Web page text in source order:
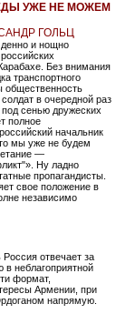
УЖЕ НЕ МОЖЕМ
ГОЛЬЦ
и нощно
Без внимания
транспортного
общественность
в очередной раз
сенью дружеских
полное
начальник
мы уже не будем
—
Ну ладно
пропагандисты.
свое положение в
независимо
отвечает за
неблагоприятной
формат,
Армении, при
напрямую.